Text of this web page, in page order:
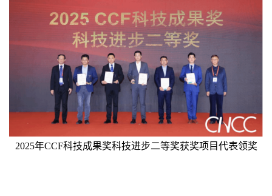
2025年CCF科技成果奖科技进步二等奖获奖项目代表领奖